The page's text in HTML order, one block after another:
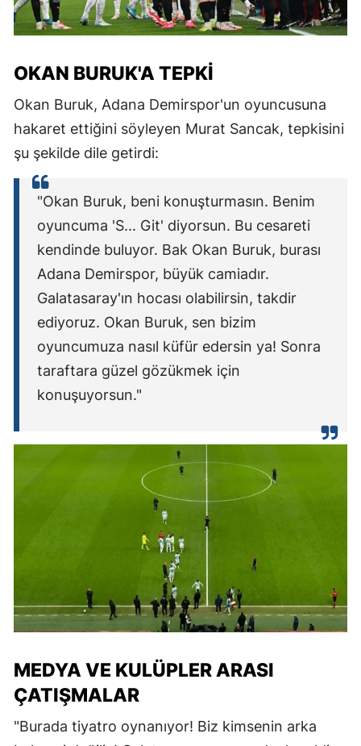
OKAN BURUK'A TEPKI
Okan Buruk, Adana Demirspor'un oyuncusuna
hakaret ettiğini söyleyen Murat Sancak, tepkisini
şu şekilde dile getirdi:
"Okan Buruk, beni konuşturmasın. Benim
oyuncuma 'S... Git' diyorsun. Bu cesareti
kendinde buluyor. Bak Okan Buruk, burası
Adana Demirspor, büyük camiadır.
Galatasaray'ın hocası olabilirsin, takdir
ediyoruz. Okan Buruk, sen bizim
oyuncumuza nasıl küfür edersin ya! Sonra
taraftara güzel gözükmek için
konuşuyorsun."
MEDYA VE KULÜPLER ARASI
ÇATIŞMALAR
"Burada tiyatro oynanıyor! Biz kimsenin arka